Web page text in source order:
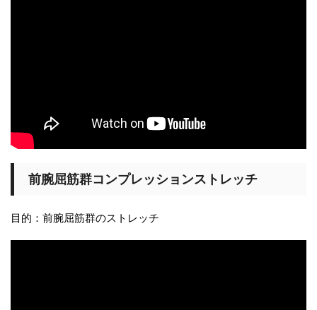
前腕屈筋群コンプレッションストレッチ
目的：前腕屈筋群のストレッチ